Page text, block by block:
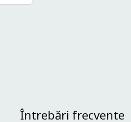
Întrebări frecvente